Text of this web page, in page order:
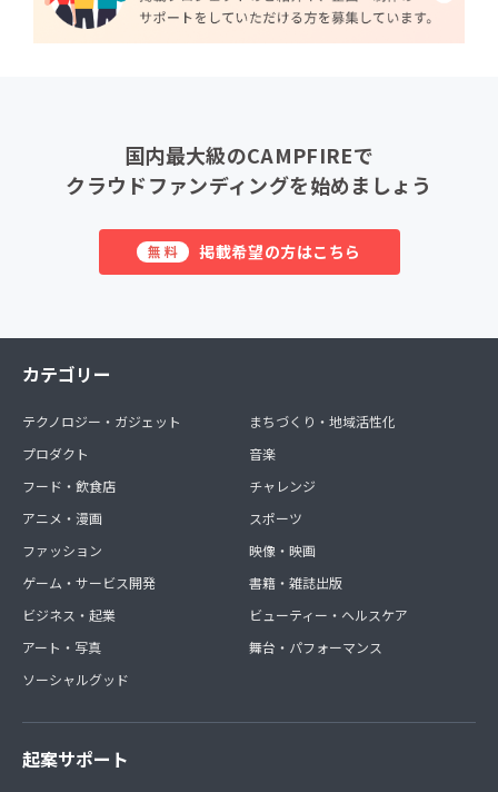
国内最大級のCAMPFIREで
クラウドファンディングを始めましょう
無料 掲載希望の方はこちら
カテゴリー
テクノロジー・ガジェット
プロダクト
フード・飲食店
アニメ・漫画
ファッション
ゲーム・サービス開発
ビジネス・起業
アート・写真
ソーシャルグッド
まちづくり・地域活性化
音楽
チャレンジ
スポーツ
映像・映画
書籍・雑誌出版
ビューティー・ヘルスケア
舞台・パフォーマンス
起案サポート